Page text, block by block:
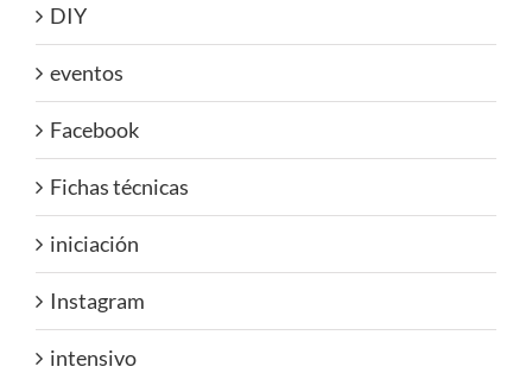
DIY
eventos
Facebook
Fichas técnicas
iniciación
Instagram
intensivo